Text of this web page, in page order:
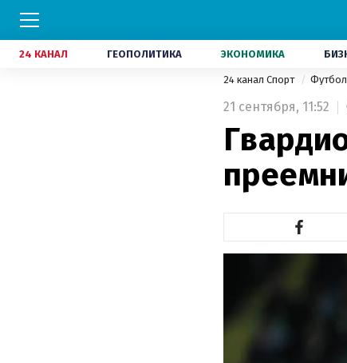
24 КАНАЛ ГЕОПОЛИТИКА ЭКОНОМИКА
24 канал Спорт Футбол
21 сентября, 11:52